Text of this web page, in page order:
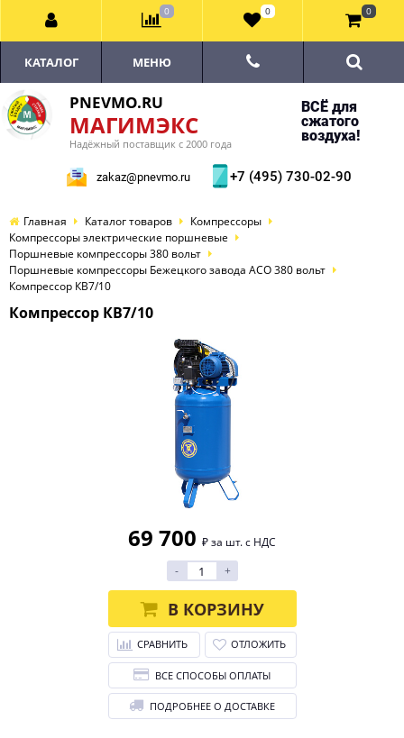
PNEVMO.RU
МАГИМЭКС
Надёжный поставщик с 2000 года
ВСЁ для
сжатого
воздуха!
zakaz@pnevmo.ru +7 (495) 730-02-90
КАТАЛОГ МЕНЮ
Главная Каталог товаров
Компрессоры
Компрессоры электрические поршневые
Поршневые компрессоры 380 вольт
Поршневые компрессоры Бежецкого завода АСО 380 вольт
Компрессор КВ7/10
Компрессор КВ7/10
69 700 ₽ за шт. с НДС
-
+
В КОРЗИНУ
СРАВНИТЬ ОТЛОЖИТЬ
ВСЕ СПОСОБЫ ОПЛАТЫ
ПОДРОБНЕЕ О ДОСТАВКЕ
0 0 0